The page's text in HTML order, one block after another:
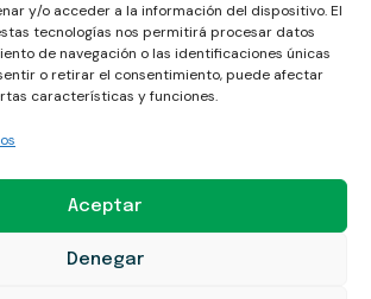
y/o acceder a la información del dispositivo. El
tecnologías nos permitirá procesar datos
de navegación o las identificaciones únicas
o retirar el consentimiento, puede afectar
características y funciones.
Aceptar
Denegar
Ético y Anticorrupción